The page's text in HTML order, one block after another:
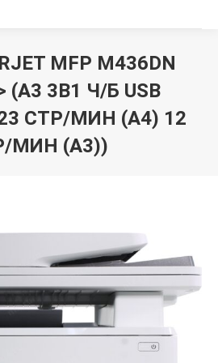
MFP M436DN
(А3 3В1 Ч/Б USB
23 СТР/МИН (A4) 12
МИН (А3))